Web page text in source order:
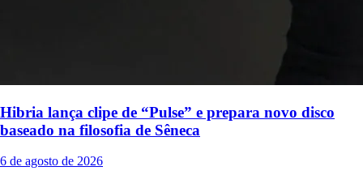
Hibria lança clipe de “Pulse” e prepara novo disco
baseado na filosofia de Sêneca
6 de agosto de 2026